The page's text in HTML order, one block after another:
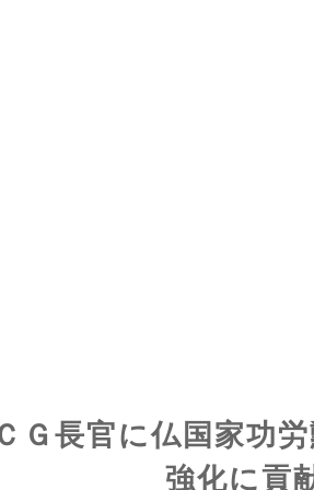
Ｇ長官に仏国家功
強化に貢